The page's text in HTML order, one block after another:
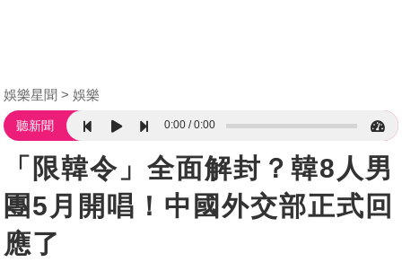
娛樂星聞 娛樂
聽新聞 0:00 0:00
「限韓令」全面解封？韓8人男
團5月開唱！中國外交部正式回
應了